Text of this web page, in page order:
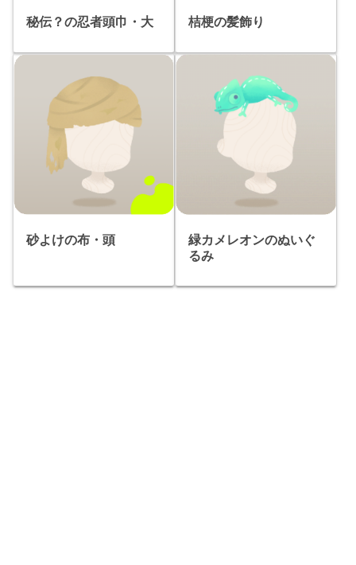
秘伝？の忍者頭巾・大 桔梗の髪飾り
砂よけの布・頭
緑カメレオンのぬいぐ
るみ